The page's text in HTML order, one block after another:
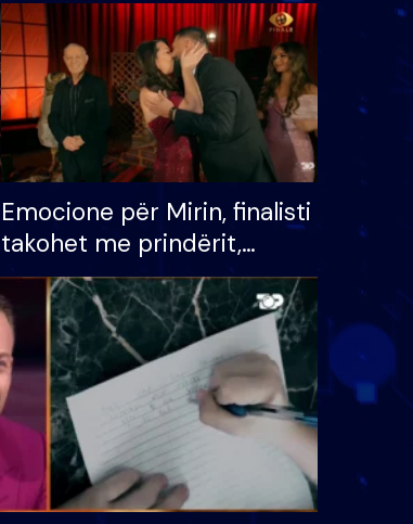
Emocione për Mirin, finalisti
takohet me prindërit,
vajzën dhe bashkëshorten:
S’kemi ndonjë letër divorci
apo jo?